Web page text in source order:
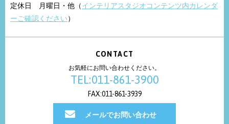
定休日 月曜日・他（インテリアスタジオコンテンツ内カレンダ
ーご確認ください）
CONTACT
お気軽にお問い合わせください。
TEL:011-861-3900
FAX:011-861-3939
メールでお問い合わせ